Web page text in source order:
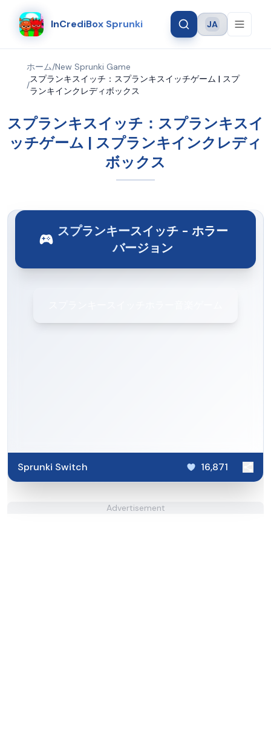
InCrediBox Sprunki Language
JA
ホーム/New Sprunki Game
/
スプランキスイッチ：スプランキスイッチゲーム | スプ
ランキインクレディボックス
スプランキスイッチ：スプランキスイ
ッチゲーム | スプランキインクレディ
ボックス
スプランキースイッチ - ホラー
バージョン
Sprunki Switch 16,871
Advertisement